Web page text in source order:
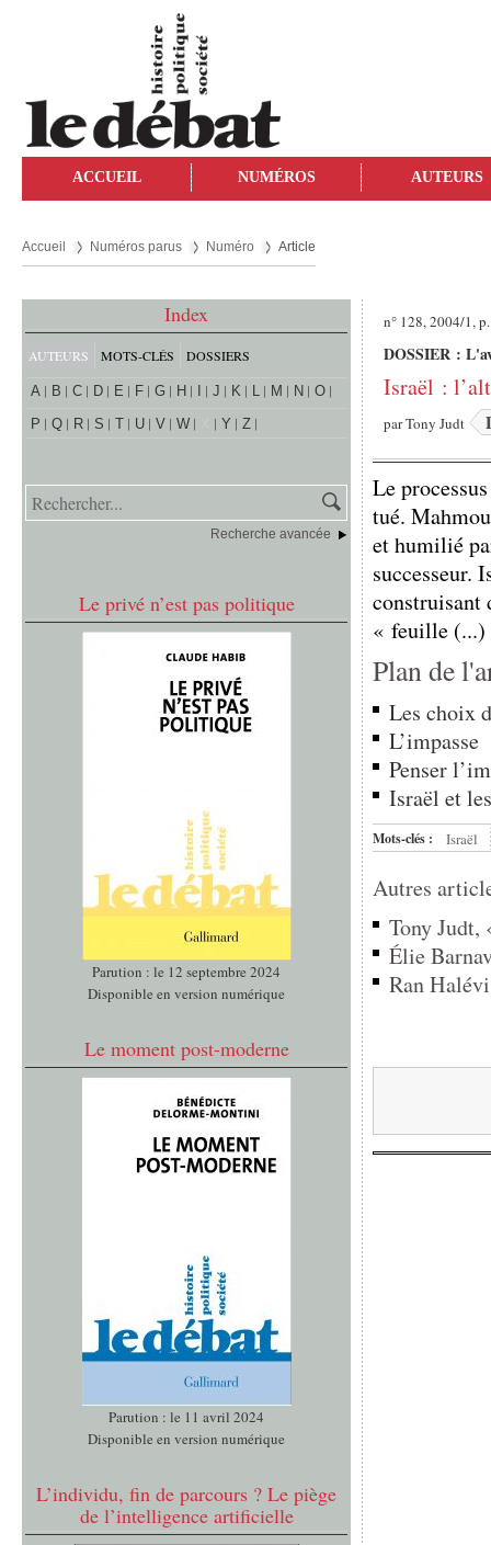
ACCUEIL NUMÉROS AUTEURS
Accueil Numéros parus Numéro Article
Index
AUTEURS MOTS-CLÉS DOSSIERS
A B C D E F G H J K L M N
O
P
Q R S T U V W Y Z
Recherche avancée
Le privé n’est pas politique
Parution : le 12 septembre 2024
Disponible en version numérique
Le moment post-moderne
Parution : le 11 avril 2024
Disponible en version numérique
L’individu, fin de parcours ? Le piège
de l’intelligence artificielle
n° 128, 2004/1,
DOSSIER :
Israël :
parTony Judt
Le
tué.
et humilié
successeur.
construisant
« feuille (...)
Plan de
Les choix
L’impasse
Penser
Israël et
Mots-clés : Israël
Autres
Tony Judt,
Élie
Ran